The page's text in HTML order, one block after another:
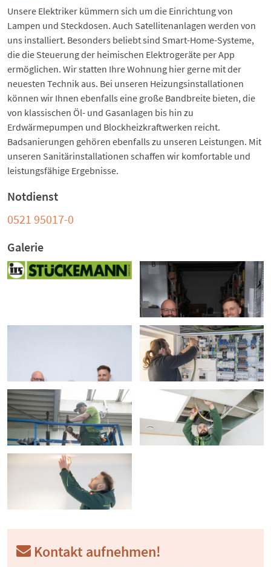
Unsere Elektriker kümmern sich um die Einrichtung von
Lampen und Steckdosen. Auch Satellitenanlagen werden von
uns installiert. Besonders beliebt sind Smart-Home-Systeme,
die die Steuerung der heimischen Elektrogeräte per App
ermöglichen. Wir statten Ihre Wohnung hier gerne mit der
neuesten Technik aus. Bei unseren Heizungsinstallationen
können wir Ihnen ebenfalls eine große Bandbreite bieten, die
von klassischen Öl- und Gasanlagen bis hin zu
Erdwärmepumpen und Blockheizkraftwerken reicht.
Badsanierungen gehören ebenfalls zu unseren Leistungen. Mit
unseren Sanitärinstallationen schaffen wir komfortable und
leistungsfähige Ergebnisse.
Notdienst
0521 95017-0
Galerie
Kontakt aufnehmen!